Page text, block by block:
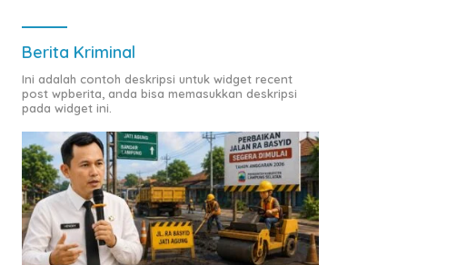
Berita Kriminal
Ini adalah contoh deskripsi untuk widget recent
post wpberita, anda bisa memasukkan deskripsi
pada widget ini.